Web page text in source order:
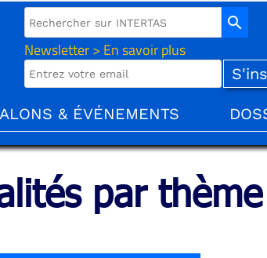
Newsletter > En savoir plus
search
& ÉVÉNEMENTS
par thème